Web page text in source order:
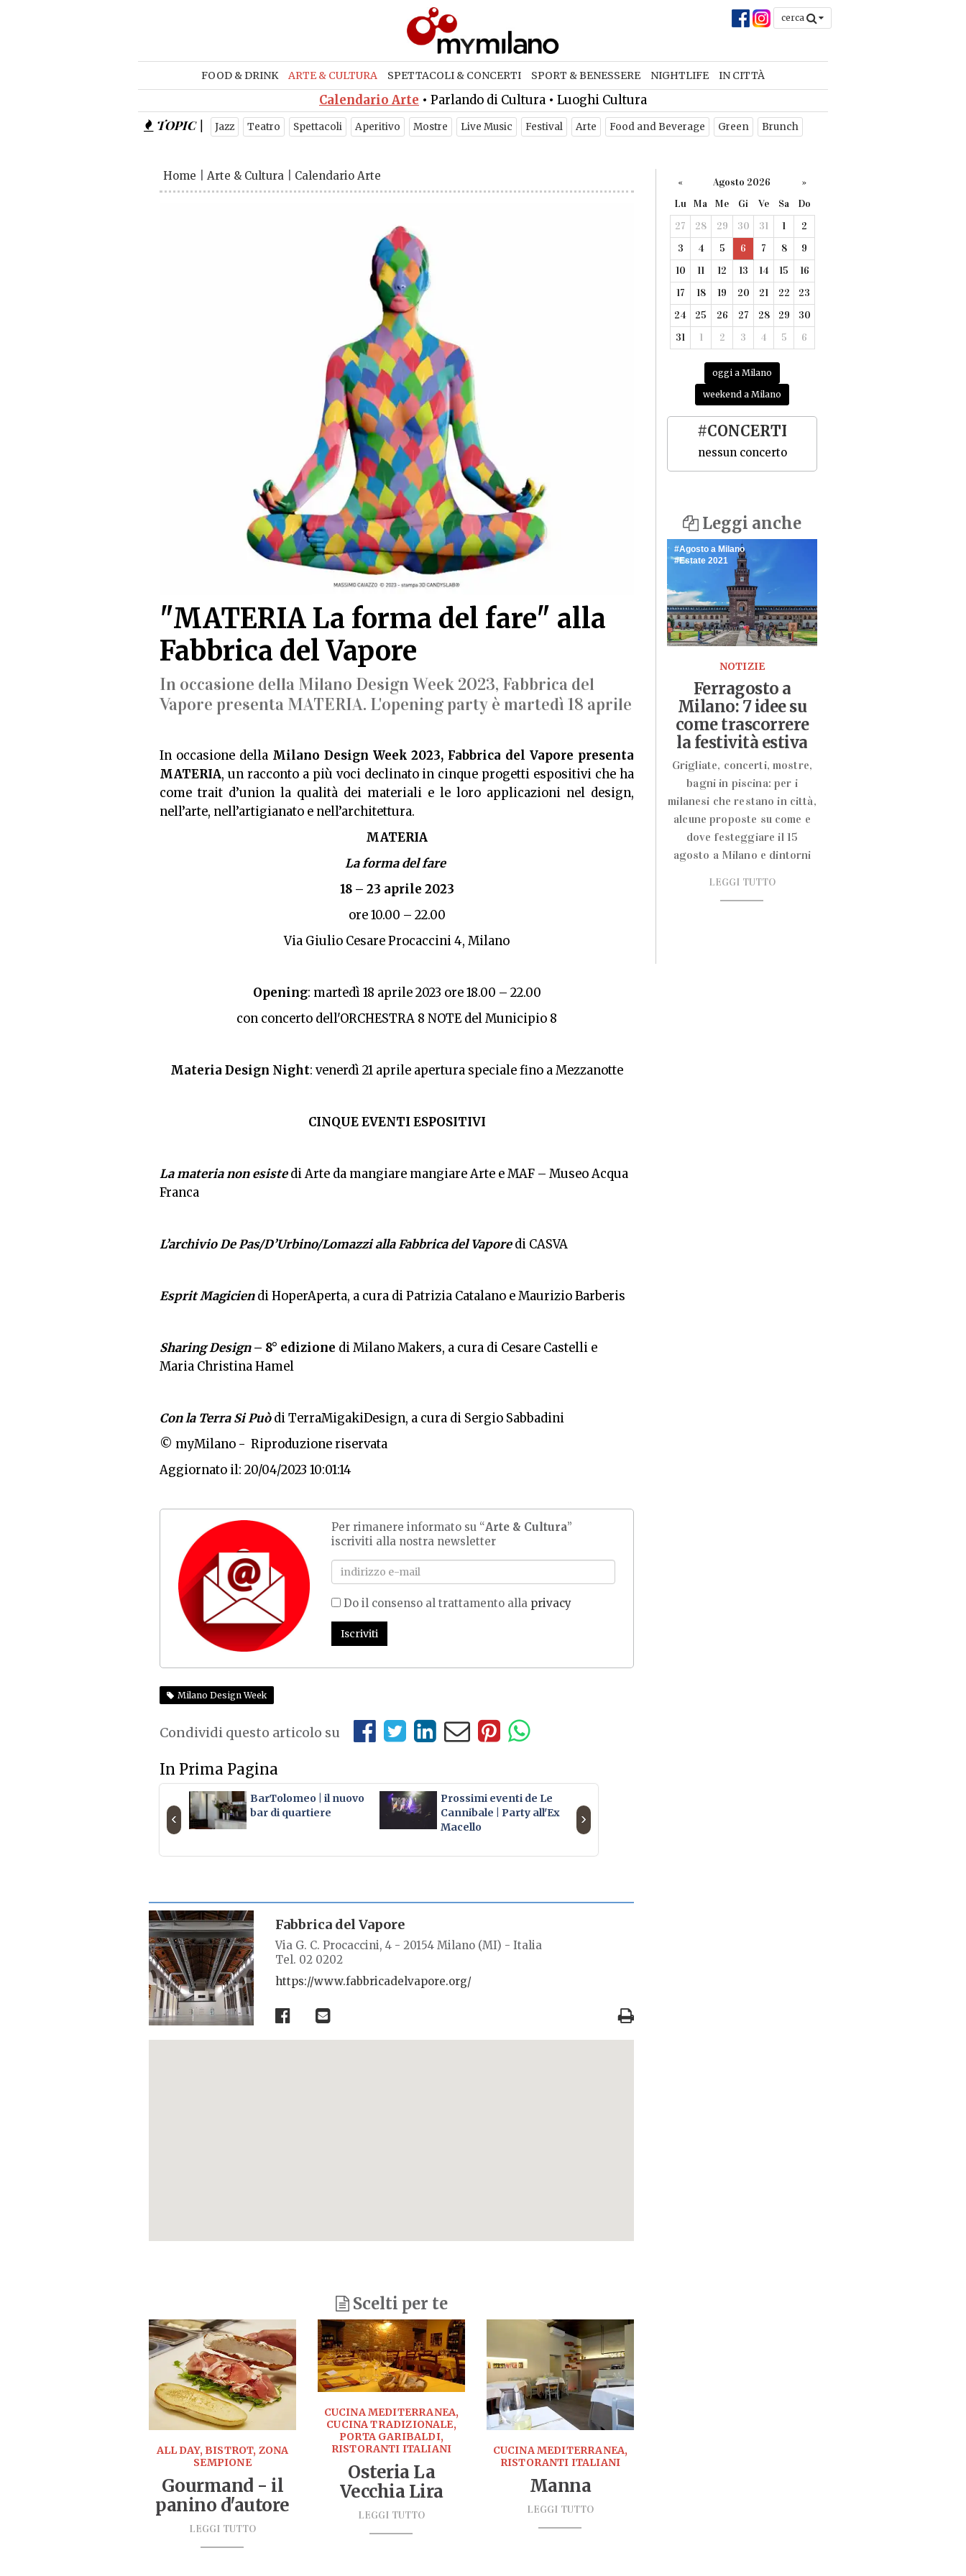
cerca
FOOD & DRINK ARTE & CULTURA SPETTACOLI & CONCERTI SPORT & BENESSERE NIGHTLIFE IN CITTÀ
Calendario Arte • Parlando di Cultura • Luoghi Cultura
TOPIC | Jazz Teatro Spettacoli Aperitivo Mostre Live Music Festival Arte Food and Beverage Green Brunch
Home Arte & Cultura Calendario Arte
"MATERIA La forma del fare" alla
Fabbrica del Vapore
In occasione della Milano Design Week 2023, Fabbrica del
Vapore presenta MATERIA. L'opening party è martedì 18 aprile
In occasione dellaMilano Design Week 2023, Fabbrica del Vapore presenta
MATERIA, un racconto a più voci declinato in cinque progetti espositivi che ha
come trait d’union la qualità dei materiali e le loro applicazioni nel design,
nell’arte, nell’artigianato e nell’architettura.
MATERIA
Laforma delfare
18 – 23 aprile 2023
ore 10.00 – 22.00
Via Giulio Cesare Procaccini 4, Milano
Opening: martedì 18 aprile 2023 ore 18.00 – 22.00
con concerto dell'ORCHESTRA 8 NOTE delMunicipio 8
Materia Design Night: venerdì 21 aprile apertura speciale fino a Mezzanotte
CINQUE EVENTI ESPOSITIVI
Lamaterianon esistedi Arte da mangiare mangiare Arte e MAF – Museo Acqua
Franca
L’archivio De Pas/D’Urbino/LomazziallaFabbrica del Vaporedi CASVA
Esprit Magiciendi HoperAperta, a cura di Patrizia Catalano e Maurizio Barberis
SharingDesign – 8° edizione diMilanoMakers, a cura di Cesare Castelli e
Maria Christina Hamel
ConlaTerra Si Puòdi TerraMigakiDesign, a cura di Sergio Sabbadini
© myMilano - Riproduzione riservata
Aggiornato il: 20/04/2023 10:01:14
Per rimanere informato su “Arte & Cultura”
iscriviti alla nostra newsletter
Do il consenso al trattamento alla privacy
Iscriviti
Milano Design Week
Condividi questo articolo su
In Prima Pagina
BarTolomeo | il nuovo
bar di quartiere
Prossimi eventi de Le
Cannibale | Party all'Ex
Macello
‹ ›
Fabbrica del Vapore
Via G. C. Procaccini, 4 - 20154 Milano (MI) - Italia
Tel. 02 0202
https://www.fabbricadelvapore.org/
Scelti per te
ALL DAY, BISTROT, ZONA
SEMPIONE
Gourmand - il
panino d'autore
LEGGI TUTTO
CUCINA MEDITERRANEA,
CUCINA TRADIZIONALE,
PORTA GARIBALDI,
RISTORANTI ITALIANI
Osteria La
Vecchia Lira
LEGGI TUTTO
CUCINA MEDITERRANEA,
RISTORANTI ITALIANI
Manna
LEGGI TUTTO
« Agosto 2026
»
Lu
Ma Me Gi Ve Sa
Do
27
28 29 30 31 1
2
3
4 5 6 7 8
9
10
11 12 13 14 15
16
17
18 19 20 21 22
23
24
25 26 27 28 29
30
31
1 2 3 4 5 6
oggi a Milano
weekend a Milano
#CONCERTI
nessun concerto
Leggi anche
Agosto a Milano
Estate 2021
NOTIZIE
Ferragosto a
Milano: 7 idee su
come trascorrere
la festività estiva
Grigliate, concerti, mostre,
bagni in piscina: per i
milanesi che restano in città,
alcune proposte su come e
dove festeggiare il 15
agosto a Milano e dintorni
LEGGI TUTTO